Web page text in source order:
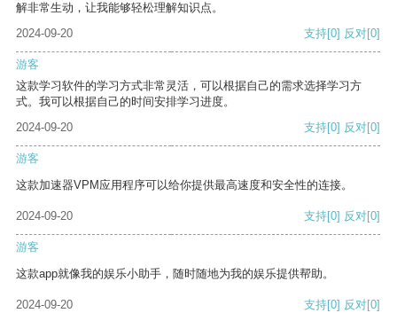
解非常生动，让我能够轻松理解知识点。
2024-09-20
支持[0] 反对[0]
游客
这款学习软件的学习方式非常灵活，可以根据自己的需求选择学习方
式。我可以根据自己的时间安排学习进度。
2024-09-20
支持[0] 反对[0]
游客
这款加速器VPM应用程序可以给你提供最高速度和安全性的连接。
2024-09-20 支持[0] 反对[0]
游客
这款app就像我的娱乐小助手，随时随地为我的娱乐提供帮助。
2024-09-20 支持[0] 反对[0]